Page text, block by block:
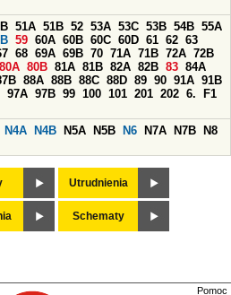
51A 51B 52 53A 53C 53B 54B 55A
59 60A 60B 60C 60D 61 62 63
68 69A 69B 70 71A 71B 72A 72B
80A 80B 81A 81B 82A 82B 83 84A
88A 88B 88C 88D 89 90 91A 91B
97A 97B 99 100 101 201 202 6.
F1
N4A N4B N5A N5B N6 N7A N7B
N8
Utrudnienia
Schematy
Pomoc